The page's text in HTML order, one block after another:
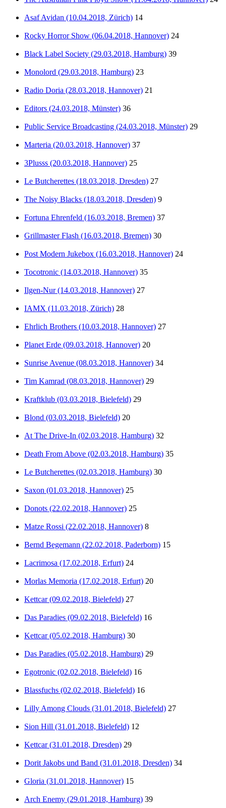
Asaf Avidan (10.04.2018, Zürich) 14
Rocky Horror Show (06.04.2018, Hannover) 24
Black Label Society (29.03.2018, Hamburg) 39
Monolord (29.03.2018, Hamburg) 23
Radio Doria (28.03.2018, Hannover) 21
Editors (24.03.2018, Münster) 36
Public Service Broadcasting (24.03.2018, Münster) 29
Marteria (20.03.2018, Hannover) 37
3Plusss (20.03.2018, Hannover) 25
Le Butcherettes (18.03.2018, Dresden) 27
The Noisy Blacks (18.03.2018, Dresden) 9
Fortuna Ehrenfeld (16.03.2018, Bremen) 37
Grillmaster Flash (16.03.2018, Bremen) 30
Post Modern Jukebox (16.03.2018, Hannover) 24
Tocotronic (14.03.2018, Hannover) 35
Ilgen-Nur (14.03.2018, Hannover) 27
IAMX (11.03.2018, Zürich) 28
Ehrlich Brothers (10.03.2018, Hannover) 27
Planet Erde (09.03.2018, Hannover) 20
Sunrise Avenue (08.03.2018, Hannover) 34
Tim Kamrad (08.03.2018, Hannover) 29
Kraftklub (03.03.2018, Bielefeld) 29
Blond (03.03.2018, Bielefeld) 20
At The Drive-In (02.03.2018, Hamburg) 32
Death From Above (02.03.2018, Hamburg) 35
Le Butcherettes (02.03.2018, Hamburg) 30
Saxon (01.03.2018, Hannover) 25
Donots (22.02.2018, Hannover) 25
Matze Rossi (22.02.2018, Hannover) 8
Bernd Begemann (22.02.2018, Paderborn) 15
Lacrimosa (17.02.2018, Erfurt) 24
Morlas Memoria (17.02.2018, Erfurt) 20
Kettcar (09.02.2018, Bielefeld) 27
Das Paradies (09.02.2018, Bielefeld) 16
Kettcar (05.02.2018, Hamburg) 30
Das Paradies (05.02.2018, Hamburg) 29
Egotronic (02.02.2018, Bielefeld) 16
Blassfuchs (02.02.2018, Bielefeld) 16
Lilly Among Clouds (31.01.2018, Bielefeld) 27
Sion Hill (31.01.2018, Bielefeld) 12
Kettcar (31.01.2018, Dresden) 29
Dorit Jakobs und Band (31.01.2018, Dresden) 34
Gloria (31.01.2018, Hannover) 15
Arch Enemy (29.01.2018, Hamburg) 39